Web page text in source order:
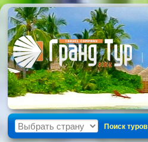
Поиск туров